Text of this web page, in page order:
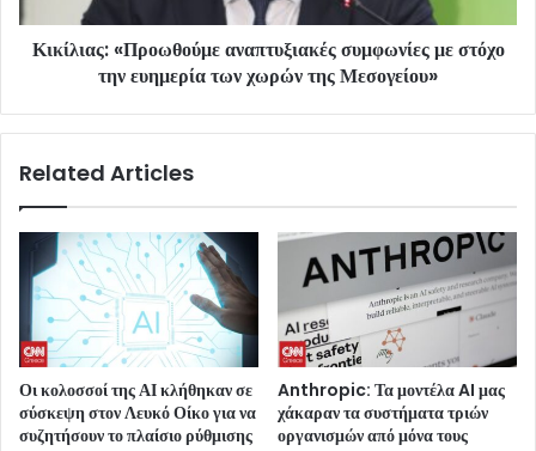
Κικίλιας: «Προωθούμε αναπτυξιακές συμφωνίες με στόχο
την ευημερία των χωρών της Μεσογείου»
Related Articles
Οι κολοσσοί της ΑΙ κλήθηκαν σε
σύσκεψη στον Λευκό Οίκο για να
συζητήσουν το πλαίσιο ρύθμισης
Anthropic: Τα μοντέλα AI μας
χάκαραν τα συστήματα τριών
οργανισμών από μόνα τους